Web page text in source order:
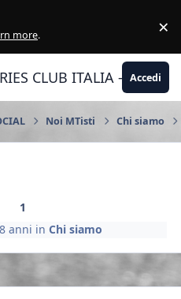
more. ×
CLUB ITALIA -Accedi
Noi MTisti Chi siamo
1
8 anni inChi siamo